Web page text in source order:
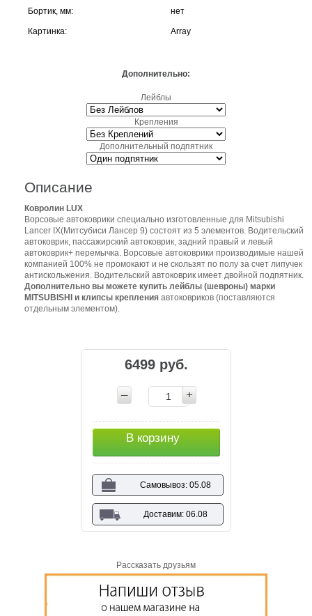
Бортик, мм: нет
Картинка: Array
Дополнительно:
Лейблы
Крепления
Дополнительный подпятник
Описание
Ковролин LUX
Ворсовые автоковрики специально изготовленные для Mitsubishi
Lancer IX(Митсубиси Лансер 9) состоят из 5 элементов. Водительский
автоковрик, пассажирский автоковрик, задний правый и левый
автоковрик+ перемычка. Ворсовые автоковрики производимые нашей
компанией 100% не промокают и не скользят по полу за счет липучек
антискольжения. Водительский автоковрик имеет двойной подпятник.
Дополнительно вы можете купить лейблы (шевроны) марки
MITSUBISHI и клипсы крепления автоковриков (поставляются
отдельным элементом).
6499 руб.
В корзину
Самовывоз: 05.08
Доставим: 06.08
Рассказать друзьям